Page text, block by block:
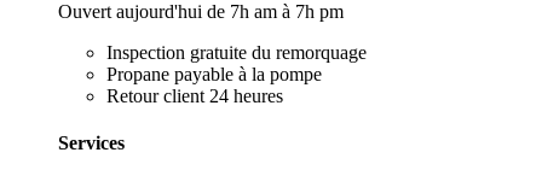
Ouvert aujourd'hui de 7h am à 7h pm
Inspection gratuite du remorquage
Propane payable à la pompe
Retour client 24 heures
Services